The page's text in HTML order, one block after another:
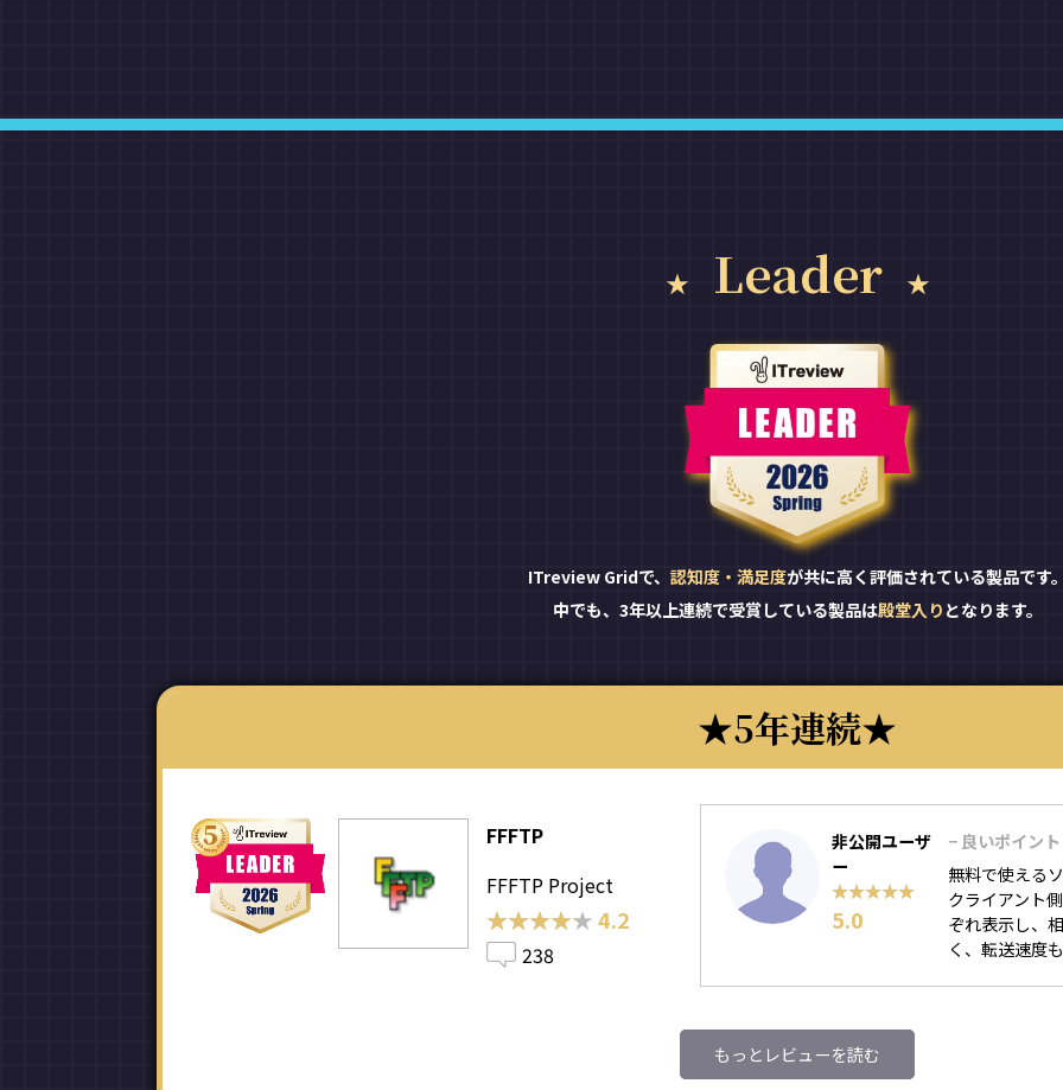
Leader
ITreview Gridで、 認知度・満足度が共に高く評価されている製品です
中でも、3年以上連続で受賞している製品は殿堂入り となります。
5年連続
FFFTP
FFFTP Project
★★★★★
★★★★★ 4.2
238
非公開ユーザ
ー
★★★★★
★★★★★
5.0
− 良いポイント
無料で使える
クライアント
ぞれ表示し、
く、転送速度
もっとレビューを読む